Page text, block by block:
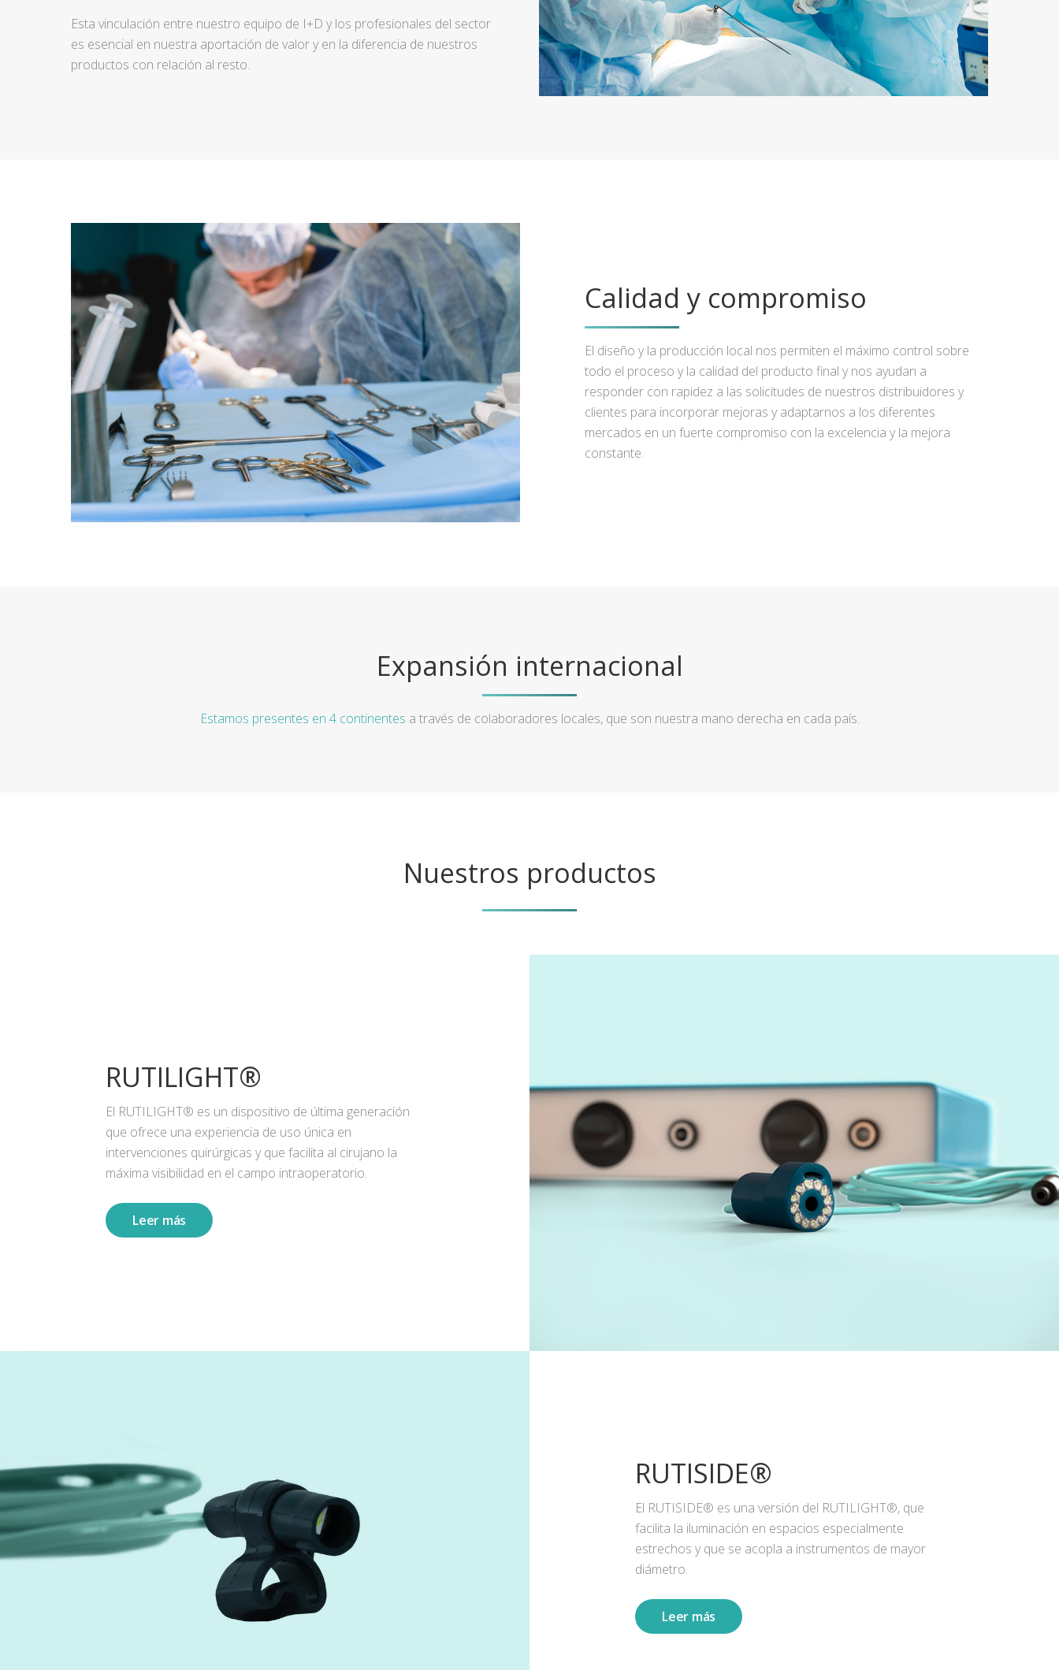
Esta vinculación entre nuestro equipo de I+D y los profesionales del sector
es esencial en nuestra aportación de valor y en la diferencia de nuestros
productos con relación al resto.
Calidad y compromiso
El diseño y la producción local nos permiten el máximo control sobre
todo el proceso y la calidad del producto final y nos ayudan a
responder con rapidez a las solicitudes de nuestros distribuidores y
clientes para incorporar mejoras y adaptarnos a los diferentes
mercados en un fuerte compromiso con la excelencia y la mejora
constante.
Expansión internacional
Estamos presentes en 4 continentes a través de colaboradores locales, que son nuestra mano derecha en cada país.
Nuestros productos
RUTILIGHT®
El RUTILIGHT® es un dispositivo de última generación
que ofrece una experiencia de uso única en
intervenciones quirúrgicas y que facilita al cirujano la
máxima visibilidad en el campo intraoperatorio.
Leer más
RUTISIDE®
El RUTISIDE® es una versión del RUTILIGHT®, que
facilita la iluminación en espacios especialmente
estrechos y que se acopla a instrumentos de mayor
diámetro.
Leer más